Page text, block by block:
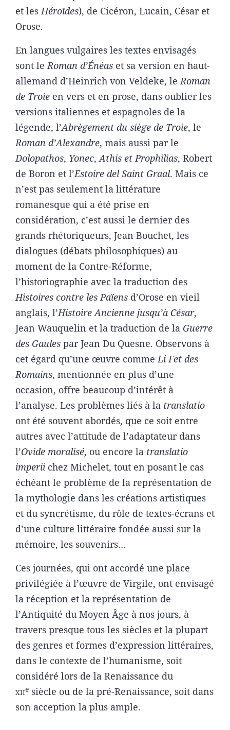
et lesHéroïdes), de Cicéron, Lucain, César et
Orose.
En langues vulgaires les textes envisagés
sont leRoman d’Énéas et sa version en haut-
allemand d’Heinrich von Veldeke, leRoman
de Troie en vers et en prose, dans oublier les
versions italiennes et espagnoles de la
légende, l’Abrègement du siège de Troie, le
Roman d’Alexandre, mais aussi par le
Dolopathos, Yonec,Athis et Prophilias, Robert
de Boron et l’Estoire del Saint Graal. Mais ce
n’est pas seulement la littérature
romanesque qui a été prise en
considération, c’est aussi le dernier des
grands rhétoriqueurs, Jean Bouchet, les
dialogues (débats philosophiques) au
moment de la Contre-Réforme,
l’historiographie avec la traduction des
Histoires contre les Païens d’Orose en vieil
anglais, l’Histoire Ancienne jusqu’à César,
Jean Wauquelin et la traduction de la Guerre
des Gaules par Jean Du Quesne. Observons à
cet égard qu’une œuvre commeLi Fet des
Romains, mentionnée en plus d’une
occasion, offre beaucoup d’intérêt à
l’analyse. Les problèmes liés à la translatio
ont été souvent abordés, que ce soit entre
autres avec l’attitude de l’adaptateur dans
l’Ovide moralisé, ou encore la translatio
imperii chez Michelet, tout en posant le cas
échéant le problème de la représentation de
la mythologie dans les créations artistiques
et du syncrétisme, du rôle de textes-écrans et
d’une culture littéraire fondée aussi sur la
mémoire, les souvenirs…
Ces journées, qui ont accordé une place
privilégiée à l’œuvre de Virgile, ont envisagé
la réception et la représentation de
l’Antiquité du Moyen Âge à nos jours, à
travers presque tous les siècles et la plupart
des genres et formes d’expression littéraires,
dans le contexte de l’humanisme, soit
considéré lors de la Renaissance du
xiie siècle ou de la pré-Renaissance, soit dans
son acception la plus ample.